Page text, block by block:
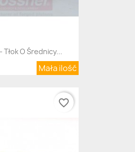
Tłok O Średnicy...
Mała ilość
favorite_border